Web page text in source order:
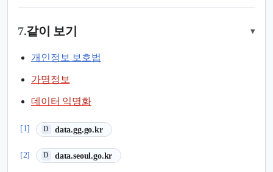
7.같이 보기 ▾
개인정보 보호법
가명정보
데이터 익명화
[1] D data.gg.go.kr
(새 탭에서 열림)
[2] D data.seoul.go.kr
(새 탭에서 열림)